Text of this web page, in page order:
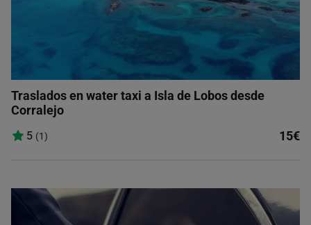
Traslados en water taxi a Isla de Lobos desde
Corralejo
5 (1) 15€